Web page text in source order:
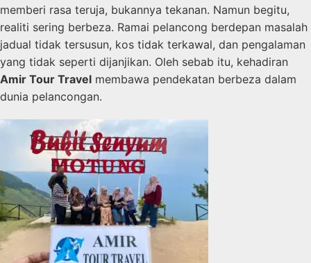
memberi rasa teruja, bukannya tekanan. Namun begitu,
realiti sering berbeza. Ramai pelancong berdepan masalah
jadual tidak tersusun, kos tidak terkawal, dan pengalaman
yang tidak seperti dijanjikan. Oleh sebab itu, kehadiran
Amir Tour Travel membawa pendekatan berbeza dalam
dunia pelancongan.